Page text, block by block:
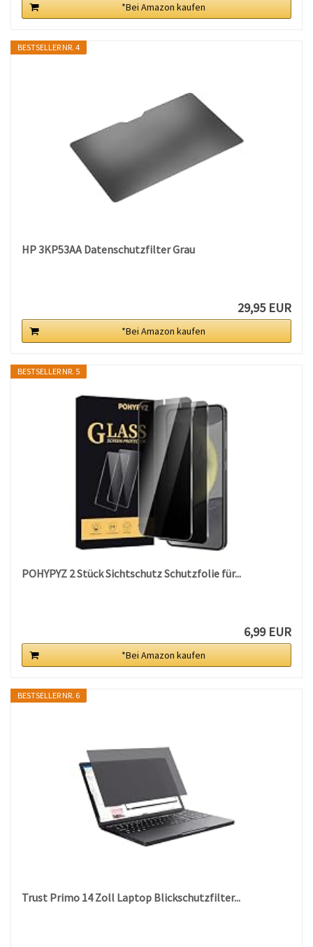
*Bei Amazon kaufen
BESTSELLER NR. 4
HP 3KP53AA Datenschutzfilter Grau
29,95 EUR
*Bei Amazon kaufen
BESTSELLER NR. 5
POHYPYZ 2 Stück Sichtschutz Schutzfolie für...
6,99 EUR
*Bei Amazon kaufen
BESTSELLER NR. 6
Trust Primo 14 Zoll Laptop Blickschutzfilter...